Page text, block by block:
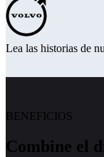
Lea las historias de
BENEFICIOS
Combine el